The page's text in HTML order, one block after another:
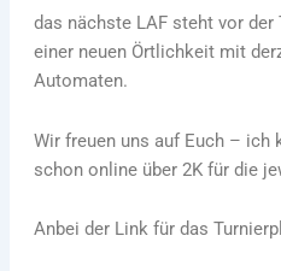
das nächste LAF steht vor
einer neuen Örtlichkeit mit
Automaten.
Wir freuen uns auf Euch – ich
schon online über 2K für die
Anbei der Link für das